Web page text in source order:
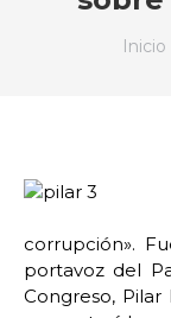
Inicio
corrupción».
portavoz del
Congreso,